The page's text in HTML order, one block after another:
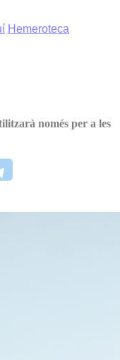
Hemeroteca
només per a les